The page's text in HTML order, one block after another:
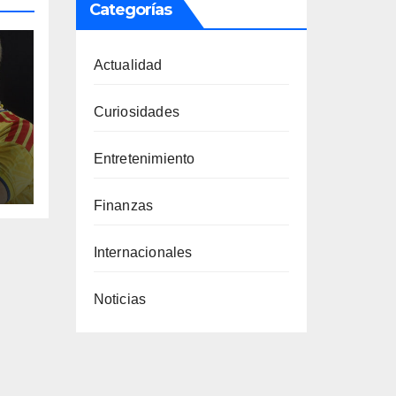
Categorías
Actualidad
Curiosidades
Entretenimiento
Finanzas
Internacionales
Noticias